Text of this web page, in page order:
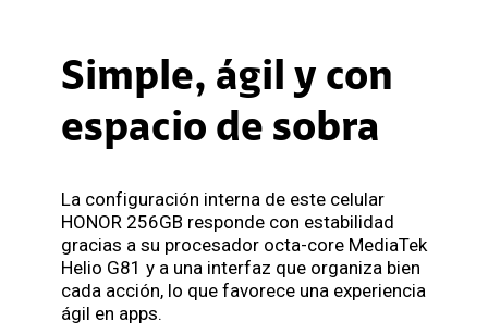
Simple, ágil y con
espacio de sobra
La configuración interna de este celular
HONOR 256GB responde con estabilidad
gracias a su procesador octa-core MediaTek
Helio G81 y a una interfaz que organiza bien
cada acción, lo que favorece una experiencia
ágil en apps.